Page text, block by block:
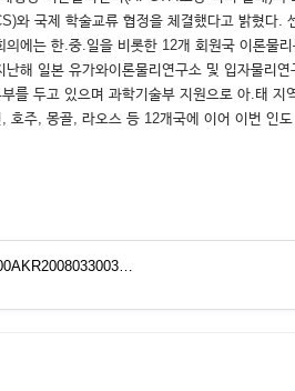
와 국제 학술교류 협정을 체결했다고 밝혔다
에는 한.중.일을 비롯한 12개 회원국 이론물
해 일본 유가와이론물리연구소 및 입자물리
를 두고 있으며 과학기술부 지원으로 아.태
주, 몽골, 라오스 등 12개국에 이어 이번 인